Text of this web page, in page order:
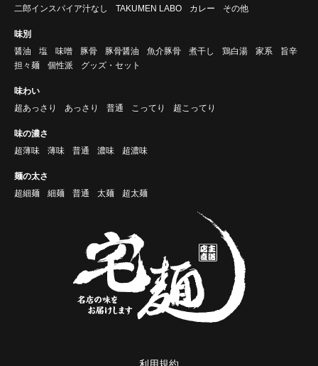
二郎インスパイア汁なし
TAKUMEN LABO カレー その他
味別
醤油
塩 味噌 豚骨 豚骨醤油 魚介豚骨 煮干し 鶏白湯 家系
旨辛
担々麺
個性派 グッズ・セット
味わい
超あっさり
あっさり 普通 こってり 超こってり
味の濃さ
超薄味
薄味 普通 濃味 超濃味
麺の太さ
超細麺
細麺 普通 太麺 超太麺